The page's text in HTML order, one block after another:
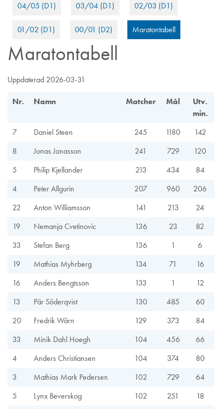
04/05 (D1) 03/04 (D1) 02/03 (D1)
01/02 (D1) 00/01 (D2) Maratontabell
Maratontabell
Uppdaterad 2026-03-31
Nr. Namn Matcher Mål
Utv.
min.
7
Daniel Steen 245 1180
142
8
Jonas Jonasson 241 729
120
5
Philip Kjellander 213 434
84
4
Peter Allgurin 207 960
206
22
Anton Williamsson 141 213
24
19
Nemanja Cvetinovic 136 23
82
33
Stefan Berg 136 1
6
19
Mathias Myhrberg 134 71
16
16
Anders Bengtsson 133 1
12
13
Pär Söderqvist 130 485
60
20
Fredrik Wärn 129 373
84
33
Minik Dahl Hoegh 104 456
66
4
Anders Christiansen 104 374
80
3
Mathias Mark Pedersen 102 729
64
5
Lynx Beverskog 102 251
18